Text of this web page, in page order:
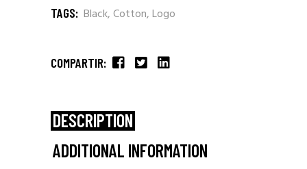
TAGS: Black,Cotton,Logo
COMPARTIR:
DESCRIPTION
ADDITIONAL INFORMATION